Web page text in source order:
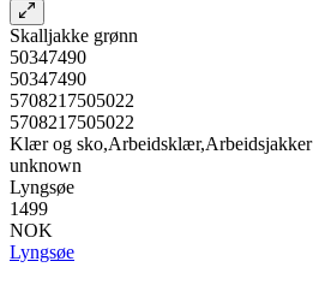
Skalljakke grønn
50347490
50347490
5708217505022
5708217505022
Klær og sko,Arbeidsklær,Arbeidsjakker
unknown
Lyngsøe
1499
NOK
Lyngsøe